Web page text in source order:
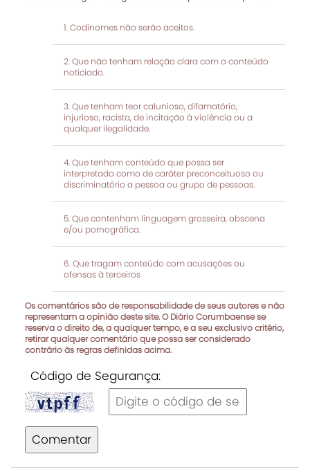
Codinomes não serão aceitos.
Que não tenham relação clara com o conteúdo
noticiado.
Que tenham teor calunioso, difamatório,
injurioso, racista, de incitação à violência ou a
qualquer ilegalidade.
Que tenham conteúdo que possa ser
interpretado como de caráter preconceituoso ou
discriminatório a pessoa ou grupo de pessoas.
Que contenham linguagem grosseira, obscena
e/ou pornográfica.
Que tragam conteúdo com acusações ou
ofensas à terceiros
Os comentários são de responsabilidade de seus autores e não
representam a opinião deste site. O Diário Corumbaense se
reserva o direito de, a qualquer tempo, e a seu exclusivo critério,
retirar qualquer comentário que possa ser considerado
contrário às regras definidas acima.
Código de Segurança:
Comentar